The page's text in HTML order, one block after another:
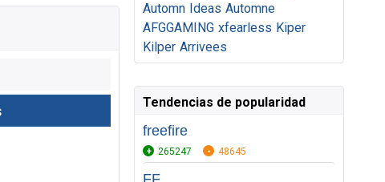
Automn Ideas Automne
AFGGAMING xfearless Kiper
Kilper Arrivees
Tendencias de popularidad
freefire
265247 48645
FF